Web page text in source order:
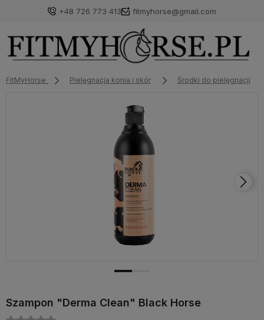
+48 726 773 413 fitmyhorse@gmail.com
FitMyHorse Pielęgnacja konia i skór Środki do pielęgnacji
Szampon "Derma Clean" Black Horse